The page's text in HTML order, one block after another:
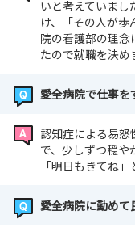
愛全病院や看護部
どがありまして
その後病棟見学や
ムをご用意してお
来院が難しい方は
Web説明会は随時
～開催日程～
☆真駒内駅
いと考えていまし
け、「その人が
院の看護部の理念
たので就職を決め
愛全病院で仕事を
認知症による易
で、少しずつ穏や
「明日もきてね
愛全病院に勤めて